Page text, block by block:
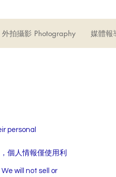
外拍攝影 Photography 媒體報
personal
個人情報僅使用利
will not sell or